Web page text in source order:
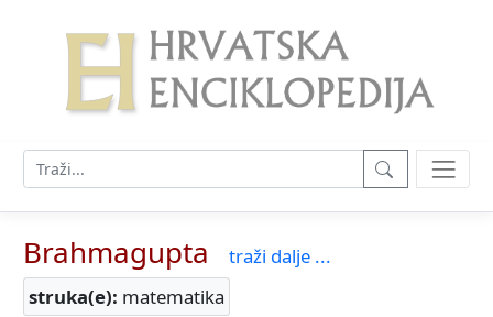
Brahmagupta
traži dalje ...
struka(e): matematika